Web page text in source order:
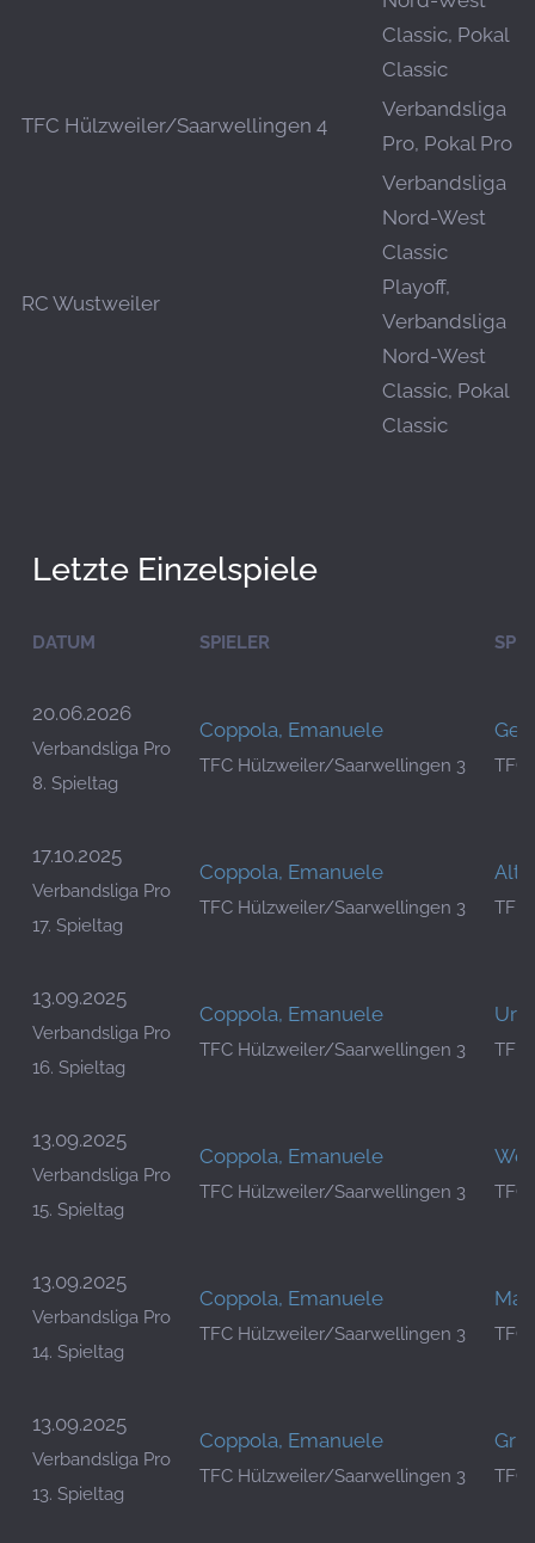
Classic, Pokal
Classic
TFC Hülzweiler/Saarwellingen 4
Verbandsliga
Pro, Pokal Pro
RC Wustweiler
Verbandsliga
Nord-West
Classic
Playoff,
Verbandsliga
Nord-West
Classic, Pokal
Classic
Letzte Einzelspiele
DATUM SPIELER
20.06.2026
Verbandsliga Pro
8. Spieltag
Coppola, Emanuele
TFC Hülzweiler/Saarwellingen 3 TFC
17.10.2025
Verbandsliga Pro
17. Spieltag
Coppola, Emanuele
TFC Hülzweiler/Saarwellingen 3 TFK
13.09.2025
Verbandsliga Pro
16. Spieltag
Coppola, Emanuele
TFC Hülzweiler/Saarwellingen 3 TFF
13.09.2025
Verbandsliga Pro
15. Spieltag
Coppola, Emanuele
TFC Hülzweiler/Saarwellingen 3 TFC
13.09.2025
Verbandsliga Pro
14. Spieltag
Coppola, Emanuele
TFC Hülzweiler/Saarwellingen 3 TFC
13.09.2025
Verbandsliga Pro
13. Spieltag
Coppola, Emanuele
TFC Hülzweiler/Saarwellingen 3 TFC